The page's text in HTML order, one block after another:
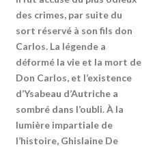
des crimes, par suite du
sort réservé à son fils don
Carlos. La légende a
déformé la vie et la mort de
Don Carlos, et l’existence
d’Ysabeau d’Autriche a
sombré dans l’oubli. À la
lumière impartiale de
l’histoire, Ghislaine De